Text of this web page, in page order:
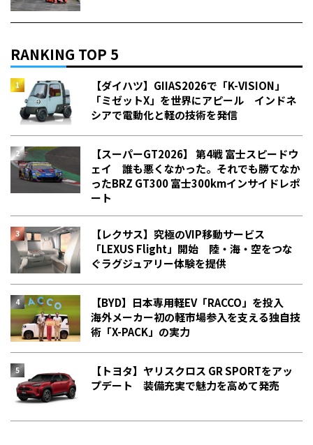
RANKING TOP 5
【ダイハツ】GIIAS2026で「K-VISION」
「ミゼットX」を世界にアピール インドネ
シアで電動化と軽の技術を発信
【スーパーGT2026】 第4戦 富士スピードウ
ェイ 誰も悪くなかった。それでも勝てなか
った――BRZ GT300 富士300kmインサイドレポ
ート
【レクサス】究極のVIP移動サービス
「LEXUS Flight」開始 陸・海・空をつな
ぐラグジュアリー体験を提供
【BYD】日本専用軽EV「RACCO」を投入
海外メーカー初の軽市場参入を支える独自技
術「X-PACK」の実力
【トヨタ】ヤリスクロス GR SPORTをアッ
プデート 装備充実で魅力を高めて発売